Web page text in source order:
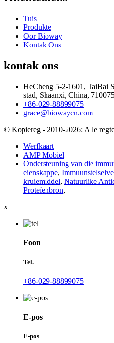
Tuis
Produkte
Oor Bioway
Kontak Ons
kontak ons
HeCheng 5-2-1601, TaiBai
stad, Shaanxi, China, 710075
+86-029-88899075
grace@biowaycn.com
© Kopiereg - 2010-2026: Alle
Werfkaart
AMP Mobiel
Ondersteuning van die
eienskappe,
kruiemiddel, Natuurlike
Proteïenbron,
x
Foon
Tel.
+86-029-88899075
E-pos
E-pos